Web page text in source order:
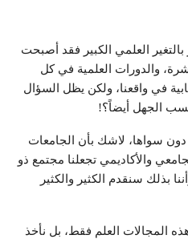
العلمي الكبير فقد أصبحت
والدورات العلمية في كل
في واقعنا، ولكن يظل السؤال
الجهل أيضاً؟!
دون سواها، لاشك بأن الجامعات
والأكاديمي تجعلنا مجتمع ذو
بذلك سنقدم الكثير والكثير
المجالات العلم فقط، بل نأخذ